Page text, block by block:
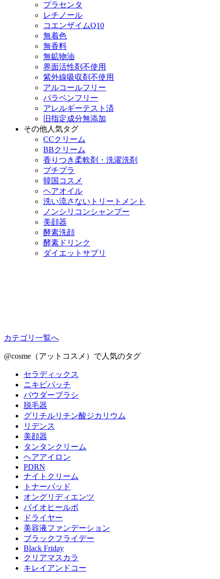
プラセンタ
レチノール
コエンザイムQ10
無着色
無香料
無鉱物油
界面活性剤不使用
紫外線吸収剤不使用
アルコールフリー
パラベンフリー
アレルギーテスト済
旧指定成分無添加
その他人気タグ
CCクリーム
BBクリーム
香りつき柔軟剤・洗濯洗剤
プチプラ
韓国コスメ
ヘアオイル
洗い流さないトリートメント
ノンシリコンシャンプー
美顔器
酵素洗顔
酵素ドリンク
ダイエットサプリ
カテゴリ一覧へ
@cosme（アットコスメ）で人気のタグ
セラディックス
ニキビパッチ
パウダーブラシ
脱毛器
グリチルリチン酸ジカリウム
リデンス
美顔器
タンタンクリーム
ヘアアイロン
PDRN
ナイトクリーム
トナーパッド
オングリディエンツ
バイオヒールボ
ドライヤー
美容液ファンデーション
ブラックフライデー
Black Friday
クリアマスカラ
キレイアンドコー